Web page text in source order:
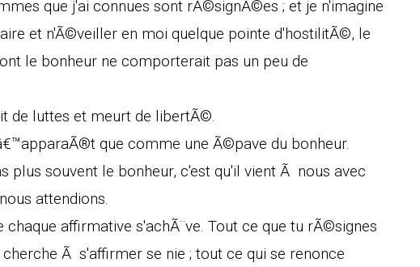
que j'ai connues sont rÃ©signÃ©es ; et je n'imagine
et n'Ã©veiller en moi quelque pointe d'hostilitÃ©, le
le bonheur ne comporterait pas un peu de
de luttes et meurt de libertÃ©.
que comme une Ã©pave du bonheur.
plus souvent le bonheur, c'est qu'il vient Ã nous avec
attendions.
affirmative s'achÃ¨ve. Tout ce que tu rÃ©signes
Ã s'affirmer se nie ; tout ce qui se renonce